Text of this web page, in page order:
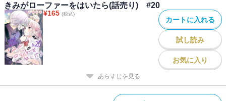
きみがローファーをはいたら(話売り) #20
¥165 (税込)
カートに入れる
試し読み
お気に入り
あらすじを見る